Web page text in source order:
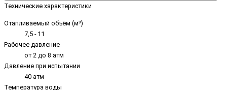
Технические характеристики
Отапливаемый объём (м³)
7,5 - 11
Рабочее давление
от 2 до 8 атм
Давление при испытании
40 атм
Температура воды